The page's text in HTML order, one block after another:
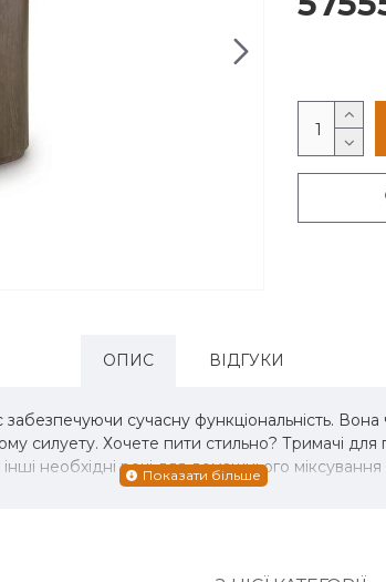
ОПИС ВІДГУКИ
сучасну функціональність.
силуету. Хочете пити стильно? Тримачі для
інші необхідні речі для домашнього